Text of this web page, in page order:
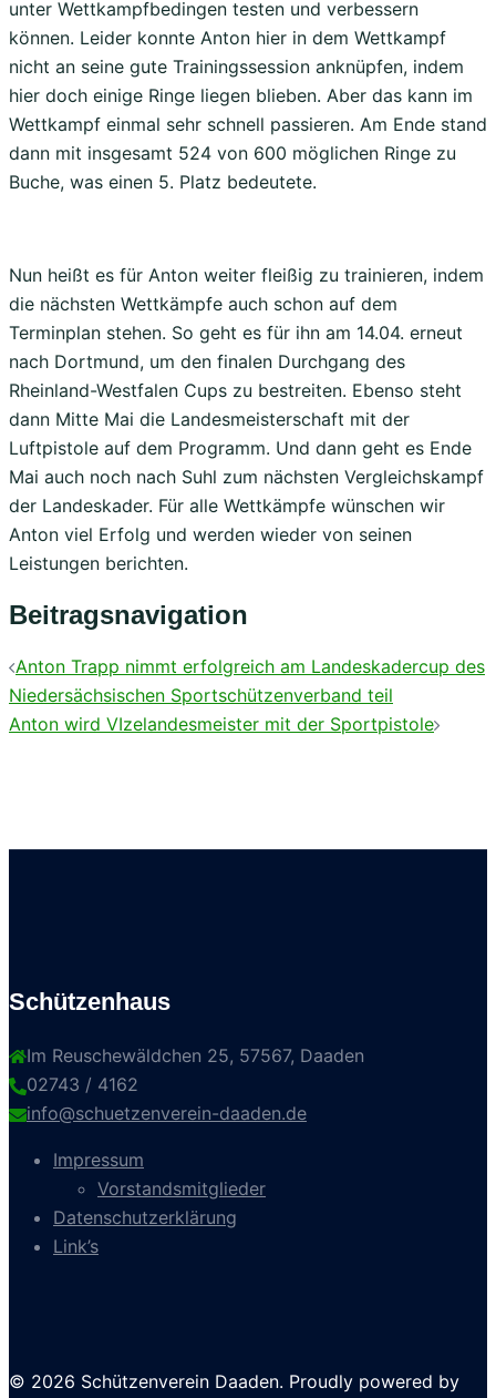
unter Wettkampfbedingen testen und verbessern
können. Leider konnte Anton hier in dem Wettkampf
nicht an seine gute Trainingssession anknüpfen, indem
hier doch einige Ringe liegen blieben. Aber das kann im
Wettkampf einmal sehr schnell passieren. Am Ende stand
dann mit insgesamt 524 von 600 möglichen Ringe zu
Buche, was einen 5. Platz bedeutete.
Nun heißt es für Anton weiter fleißig zu trainieren, indem
die nächsten Wettkämpfe auch schon auf dem
Terminplan stehen. So geht es für ihn am 14.04. erneut
nach Dortmund, um den finalen Durchgang des
Rheinland-Westfalen Cups zu bestreiten. Ebenso steht
dann Mitte Mai die Landesmeisterschaft mit der
Luftpistole auf dem Programm. Und dann geht es Ende
Mai auch noch nach Suhl zum nächsten Vergleichskampf
der Landeskader. Für alle Wettkämpfe wünschen wir
Anton viel Erfolg und werden wieder von seinen
Leistungen berichten.
Beitragsnavigation
Anton Trapp nimmt erfolgreich am Landeskadercup des
Niedersächsischen Sportschützenverband teil
Anton wird VIzelandesmeister mit der Sportpistole
Schützenhaus
Im Reuschewäldchen 25, 57567, Daaden
02743 / 4162
info@schuetzenverein-daaden.de
Impressum
Vorstandsmitglieder
Datenschutzerklärung
Link’s
© 2026 Schützenverein Daaden. Proudly powered by